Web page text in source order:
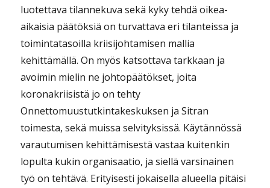
luotettava tilannekuva sekä kyky tehdä oikea-
aikaisia päätöksiä on turvattava eri tilanteissa ja
toimintatasoilla kriisijohtamisen mallia
kehittämällä. On myös katsottava tarkkaan ja
avoimin mielin ne johtopäätökset, joita
koronakriisistä jo on tehty
Onnettomuustutkintakeskuksen ja Sitran
toimesta, sekä muissa selvityksissä. Käytännössä
varautumisen kehittämisestä vastaa kuitenkin
lopulta kukin organisaatio, ja siellä varsinainen
työ on tehtävä. Erityisesti jokaisella alueella pitäisi